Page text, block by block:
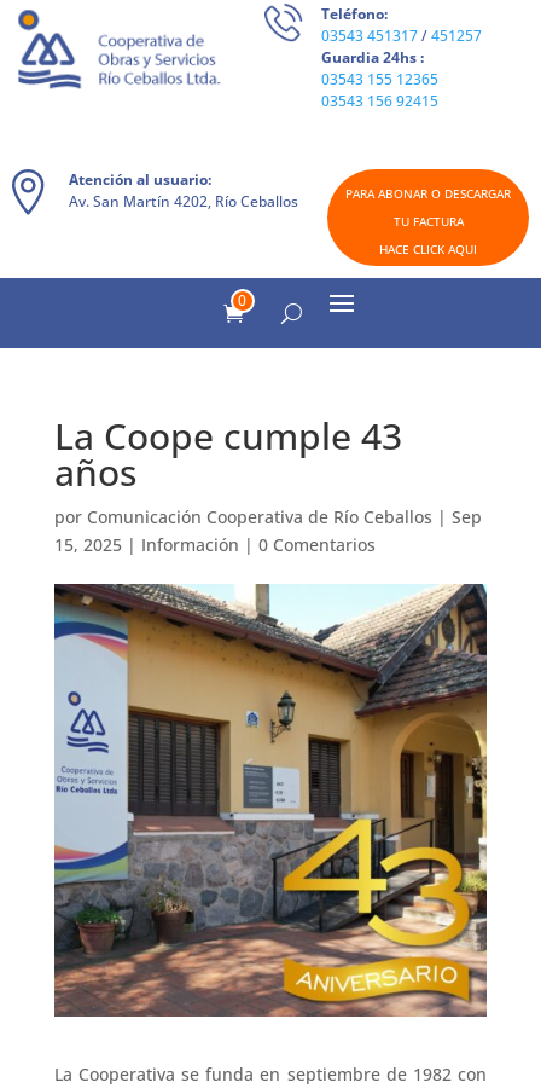
Teléfono:
03543 451317/451257
Guardia 24hs :
03543 155 12365
03543 156 92415
Atención al usuario:
Av. San Martín 4202, Río Ceballos
PARA ABONAR O DESCARGAR
TU FACTURA
HACE CLICK AQUI
0
La Coope cumple 43
años
por Comunicación Cooperativa de Río Ceballos | Sep
15, 2025| Información | 0 Comentarios
La Cooperativa se funda en septiembre de 1982 con